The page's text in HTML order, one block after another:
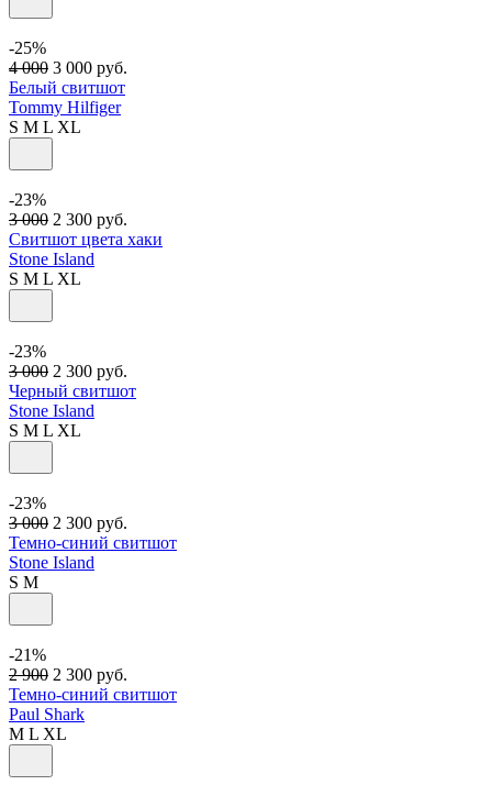
-25%
4 000 3 000 руб.
Белый свитшот
Tommy Hilfiger
S M L XL
-23%
3 000 2 300 руб.
Свитшот цвета хаки
Stone Island
S M L XL
-23%
3 000 2 300 руб.
Черный свитшот
Stone Island
S M L XL
-23%
3 000 2 300 руб.
Темно-синий свитшот
Stone Island
S M
-21%
2 900 2 300 руб.
Темно-синий свитшот
Paul Shark
M L XL